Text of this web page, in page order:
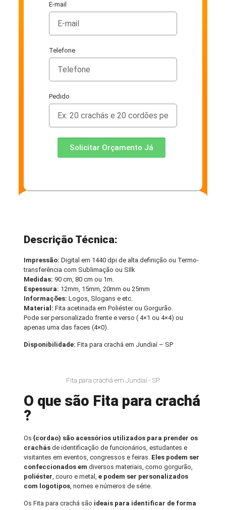
E-mail
Telefone
Pedido
Solicitar Orçamento Já
Descrição Técnica:
Impressão: Digital em 1440 dpi de alta definição ou Termo-
transferência com Sublimação ou SIlk
Medidas: 90 cm, 80 cm ou 1m.
Espessura: 12mm, 15mm, 20mm ou 25mm
Informações:Logos, Slogans e etc.
Material: Fita acetinada em Poliéster ou Gorgurão.
Pode ser personalizado frente e verso ( 4×1 ou 4×4) ou
apenas uma das faces (4×0).
Disponibilidade:Fita para crachá em Jundiaí – SP
Fita para crachá em Jundiaí - SP
O que são Fita para crachá
?
Os {cordao) são acessórios utilizados para prender os
crachás de identificação de funcionários, estudantes e
visitantes em eventos, congressos e feiras. Eles podem ser
confeccionados emdiversos materiais, como gorgurão,
poliéster, couro e metal,e podem ser personalizados
com logotipos, nomes e números de série.
Os Fita para crachá são ideais para identificar de forma